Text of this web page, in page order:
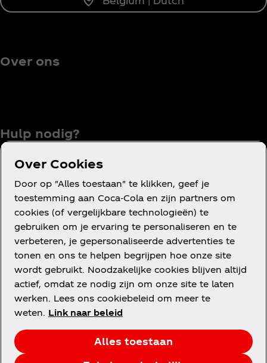
Over ons
Hulp nodig?
Gebruiksvoorwaarden
Mededinging
Privacyverklaring voor consumenten
Cookieverklaring
Cookie-instellingen
Toegankelijkheidsverklaring
Facebook
Over Cookies
Door op "Alles toestaan" te klikken, geef je
toestemming aan Coca‑Cola en zijn partners om
cookies (of vergelijkbare technologieën) te
gebruiken om je ervaring te personaliseren en te
verbeteren, je gepersonaliseerde advertenties te
tonen en ons te helpen begrijpen hoe onze site
wordt gebruikt. Noodzakelijke cookies blijven altijd
actief, omdat ze nodig zijn om onze site te laten
werken. Lees ons cookiebeleid om meer te
weten. Link naar beleid
Alles toestaan